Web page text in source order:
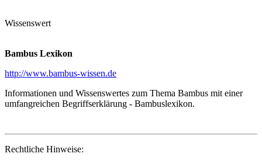
Wissenswert
Bambus Lexikon
http://www.bambus-wissen.de
Informationen und Wissenswertes zum Thema Bambus mit einer
umfangreichen Begriffserklärung - Bambuslexikon.
Rechtliche Hinweise: